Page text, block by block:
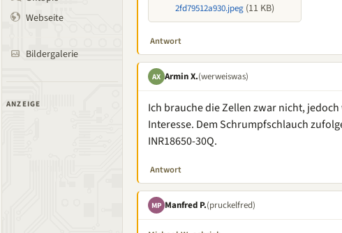
Webseite
Bildergalerie
ANZEIGE
2fd79512a930.jpeg (11 KB)
Antwort
AX Armin X.(werweiswas)
Ich brauche die Zellen zwar nicht,
Interesse. Dem Schrumpfschlauch
INR18650-30Q.
Antwort
MP Manfred P.(pruckelfred)